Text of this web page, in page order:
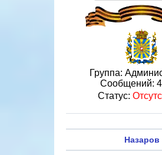
Группа:
Сообщений:
Статус:
Назаров